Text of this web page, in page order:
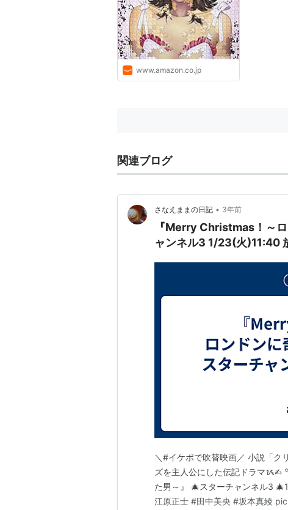
演), 松本梨香 (出演), 梁田清
之 (出演), 古川恵実子 (出演),
大倉正章 (出演), 岩男潤子
(出演), 篠原恵美 (出演), 塩屋
翼 (出演), 新山志保 (出演):
DVD
www.amazon.co.jp
関連ブログ
さなえままの日記 • 3年前
『Merry Christmas！～
ャンネル3 1/23(火
＼#イケボで吹替映画／ 小説「ク
ズを主人公にした伝記ドラマᝰ✍︎
た男～』 🎄スターチャンネル3
江原正士 #田中美央 #坂本真綾